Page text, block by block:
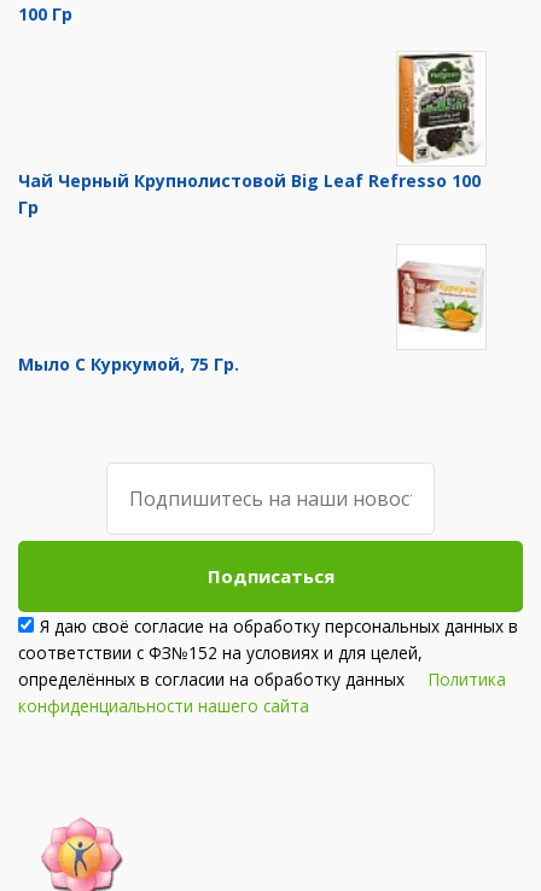
100 Гр
Чай Черный Крупнолистовой Big Leaf Refresso 100
Гр
Мыло С Куркумой, 75 Гр.
Подписаться
Я даю своё согласие на обработку персональных данных в
соответствии с ФЗ№152 на условиях и для целей,
определённых в согласии на обработку данных Политика
конфиденциальности нашего сайта